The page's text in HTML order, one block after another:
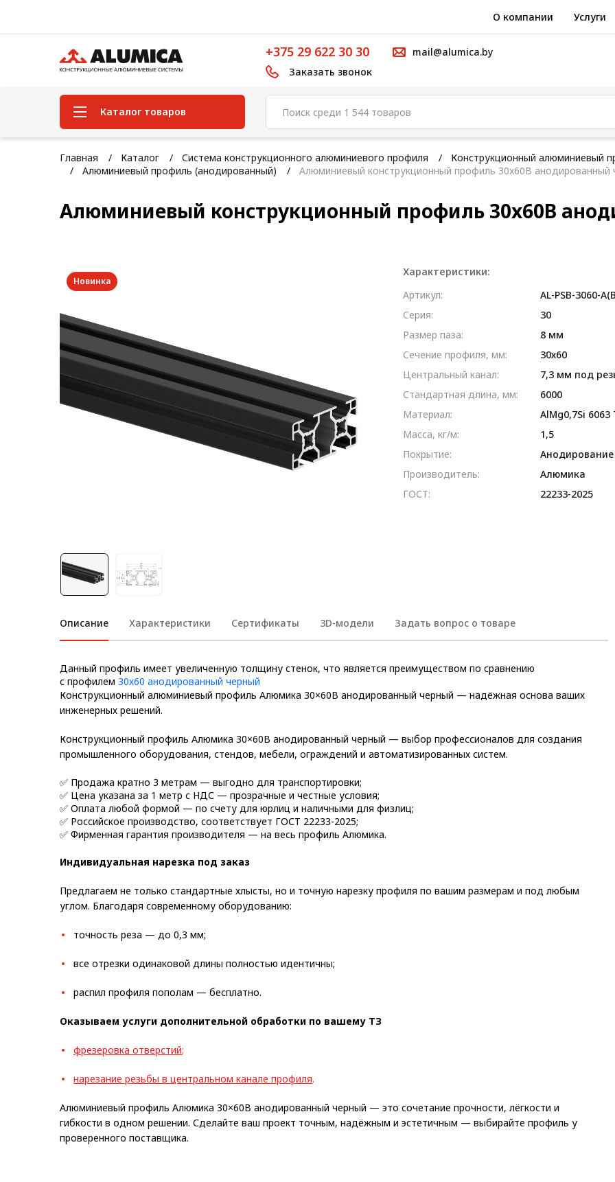
О компании Услуги
+375 29 622 30 30
Заказать звонок
mail@alumica.by
Каталог товаров
Система конструкционного
алюминиевого профиля
система
Конвейерная фурнитура
Лестничная система
Система линейного
перемещения NEW!
Система V-паза NEW!
Алюминиевые промышленные
ограждения
Алюминиевая промышленная
Радиаторный алюминиевый
профиль NEW!
Конструкции из профиля
Услуги дополнительной
обработки профиля
Главная Каталог Система конструкционного алюминиевого профиля
Конструкционный алюминиевый
Алюминиевый профиль (анодированный)
Алюминиевый конструкционный профиль 30x60B анодированный
Алюминиевый конструкционный профиль 30x60B
Новинка
Описание Характеристики Сертификаты 3D-модели Задать вопрос о товаре
Данный профиль имеет увеличенную толщину стенок, что является преимуществом по сравнению
с профилем 30х60 анодированный черный
Конструкционный алюминиевый профиль Алюмика 30×60В анодированный черный — надёжная основа ваших
инженерных решений.
Конструкционный профиль Алюмика 30×60В анодированный черный — выбор профессионалов для создания
промышленного оборудования, стендов, мебели, ограждений и автоматизированных систем.
✅ Продажа кратно 3 метрам — выгодно для транспортировки;
✅ Цена указана за 1 метр с НДС — прозрачные и честные условия;
✅ Оплата любой формой — по счету для юрлиц и наличными для физлиц;
✅ Российское производство, соответствует ГОСТ 22233-2025;
✅ Фирменная гарантия производителя — на весь профиль Алюмика.
Индивидуальная нарезка под заказ
Предлагаем не только стандартные хлысты, но и точную нарезку профиля по вашим размерам и под любым
углом. Благодаря современному оборудованию:
точность реза — до 0,3 мм;
все отрезки одинаковой длины полностью идентичны;
распил профиля пополам — бесплатно.
Оказываем услуги дополнительной обработки по вашему ТЗ
фрезеровка отверстий;
нарезание резьбы в центральном канале профиля.
Алюминиевый профиль Алюмика 30×60В анодированный черный — это сочетание прочности, лёгкости и
гибкости в одном решении. Сделайте ваш проект точным, надёжным и эстетичным — выбирайте профиль у
проверенного поставщика.
Характеристики:
Артикул:
AL-PSB-3060-
Серия:
30
Размер паза:
8 мм
Сечение профиля, мм:
30х60
Центральный канал:
7,3 мм под
Стандартная длина, мм:
6000
Материал:
AlMg0,7Si 6063
Масса, кг/м:
1,5
Покрытие:
Анодирование
Производитель:
Алюмика
ГОСТ:
22233-2025